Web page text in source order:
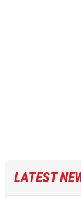
LATEST